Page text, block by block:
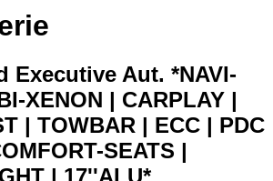
Executive Aut. *NAVI-
XENON | CARPLAY |
| TOWBAR | ECC | PDC
SEATS |